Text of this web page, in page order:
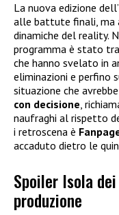
La nuova edizione dell’
alle battute finali, ma
dinamiche del reality.
programma è stato
che hanno svelato in
eliminazioni e perfino
situazione che
con decisione,
naufraghi al rispetto
i retroscena è
accaduto dietro le
Spoiler Isola
produzione